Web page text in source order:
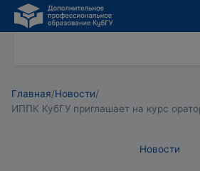
Главная/Новости/
ИППК КубГУ приглашает на курс
Новости